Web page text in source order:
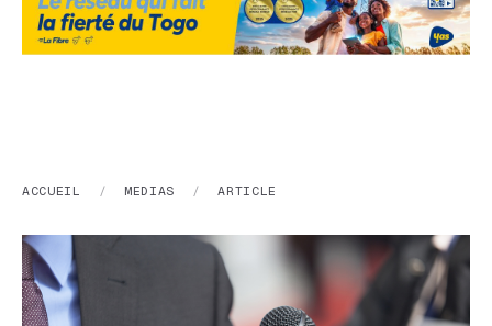
ACCUEIL / MEDIAS / ARTICLE